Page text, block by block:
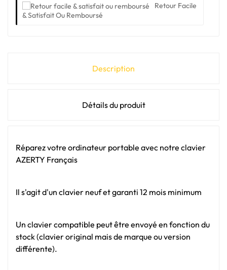
Retour Facile
& Satisfait Ou Remboursé
Description
Détails du produit
Réparez votre ordinateur portable avec notre clavier
AZERTY Français
Il s'agit d'un clavier neuf et garanti 12 mois minimum
Un clavier compatible peut être envoyé en fonction du
stock (clavier original mais de marque ou version
différente).